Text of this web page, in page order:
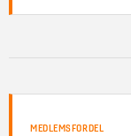
MEDLEMSFORDEL